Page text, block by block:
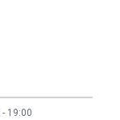
19:00